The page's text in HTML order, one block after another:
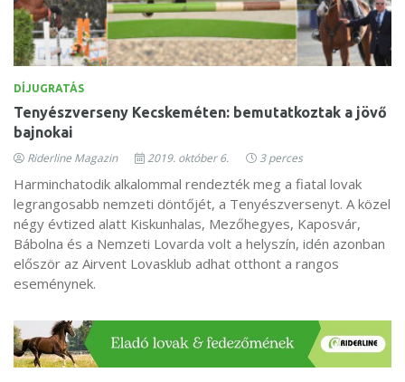
DÍJUGRATÁS
Tenyészverseny Kecskeméten: bemutatkoztak a jövő
bajnokai
Riderline Magazin 2019. október 6. 3 perces
Harminchatodik alkalommal rendezték meg a fiatal lovak
legrangosabb nemzeti döntőjét, a Tenyészversenyt. A közel
négy évtized alatt Kiskunhalas, Mezőhegyes, Kaposvár,
Bábolna és a Nemzeti Lovarda volt a helyszín, idén azonban
először az Airvent Lovasklub adhat otthont a rangos
eseménynek.